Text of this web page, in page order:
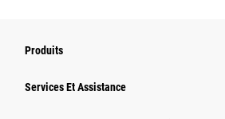
Produits
Services Et Assistance